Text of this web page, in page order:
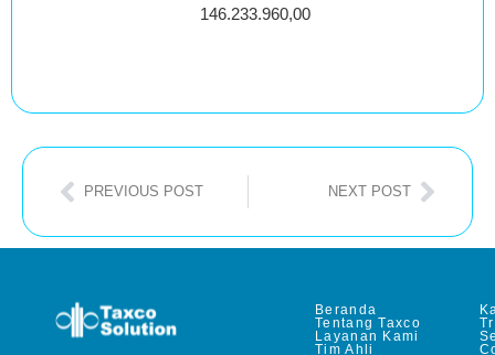
146.233.960,00
PREVIOUS POST NEXT POST
Beranda
Tentang Taxco
Layanan Kami
Tim Ahli